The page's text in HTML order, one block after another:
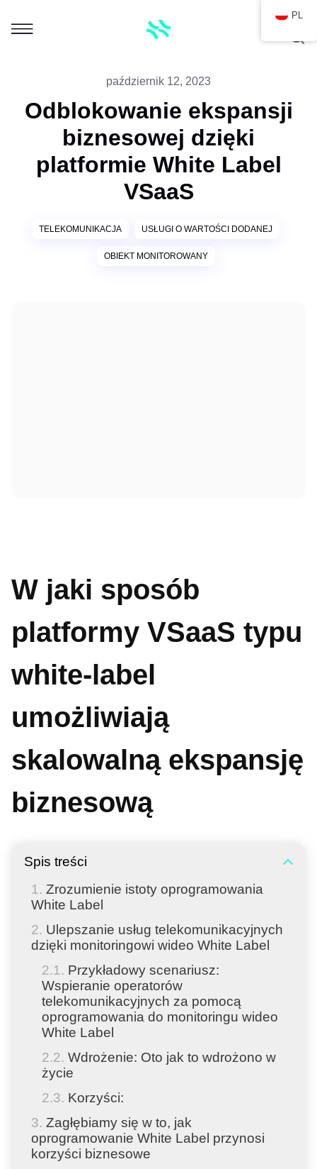
październik 12, 2023
Odblokowanie ekspansji
biznesowej dzięki
platformie White Label
VSaaS
TELEKOMUNIKACJA USŁUGI O WARTOŚCI DODANEJ
OBIEKT MONITOROWANY
W jaki sposób
platformy VSaaS typu
white-label
umożliwiają
skalowalną ekspansję
biznesową
Spis treści
Zrozumienie istoty oprogramowania
White Label
Ulepszanie usług telekomunikacyjnych
dzięki monitoringowi wideo White Label
Przykładowy scenariusz:
Wspieranie operatorów
telekomunikacyjnych za pomocą
oprogramowania do monitoringu wideo
White Label
Wdrożenie: Oto jak to wdrożono w
życie
Korzyści:
Zagłębiamy się w to, jak
oprogramowanie White Label przynosi
korzyści biznesowe
PL